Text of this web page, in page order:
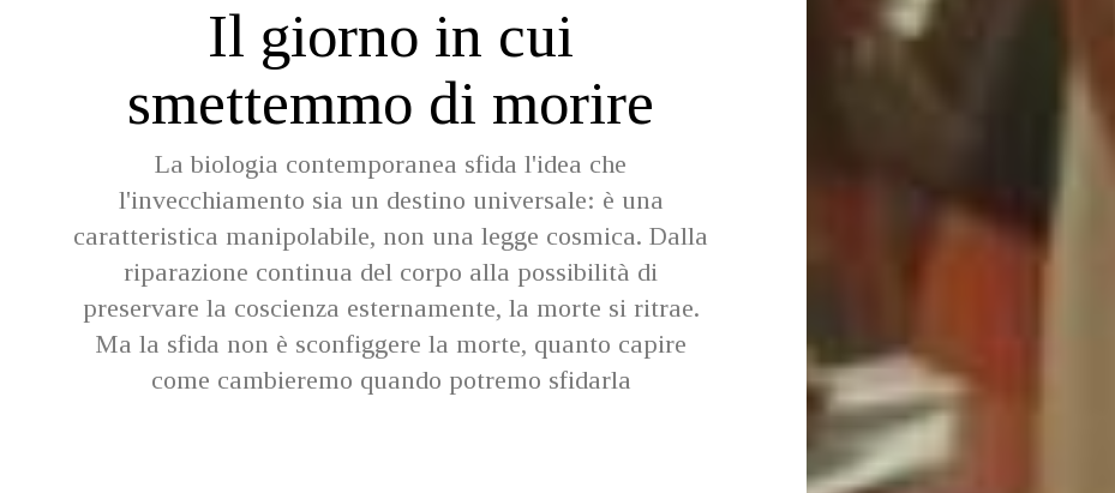
Il giorno in cui
smettemmo di morire
La biologia contemporanea sfida l'idea che
l'invecchiamento sia un destino universale: è una
caratteristica manipolabile, non una legge cosmica. Dalla
riparazione continua del corpo alla possibilità di
preservare la coscienza esternamente, la morte si ritrae.
Ma la sfida non è sconfiggere la morte, quanto capire
come cambieremo quando potremo sfidarla